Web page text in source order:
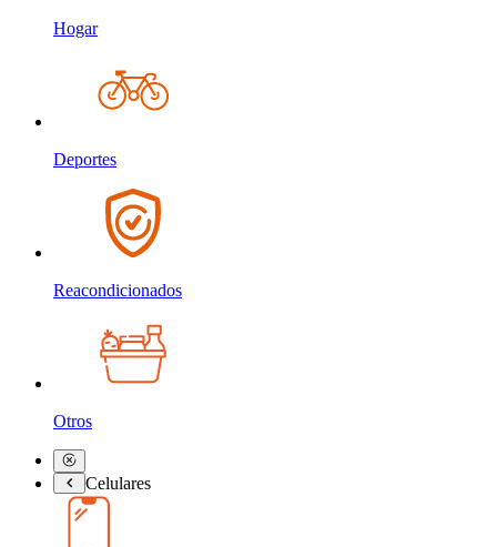
Hogar
Deportes
Reacondicionados
Otros
Celulares